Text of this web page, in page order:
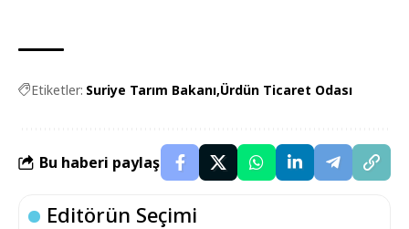
Etiketler: Suriye Tarım Bakanı Ürdün Ticaret Odası
Bu haberi paylaş
Editörün Seçimi